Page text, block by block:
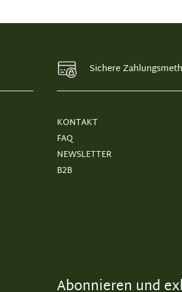
Sichere
KONTAKT
FAQ
NEWSLETTER
B2B